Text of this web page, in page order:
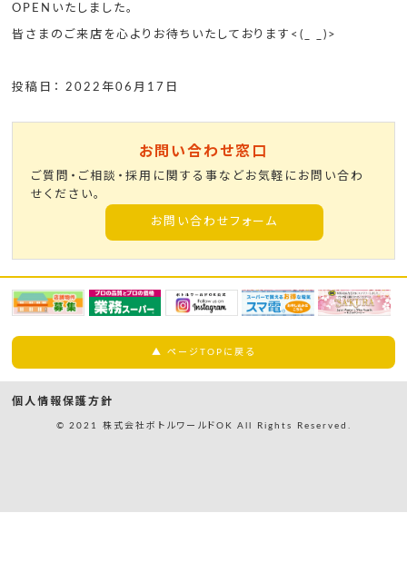
OPENいたしました。
皆さまのご来店を心よりお待ちいたしております<(_ _)>
投稿日： 2022年06月17日
お問い合わせ窓口
ご質問・ご相談・採用に関する事などお気軽にお問い合わ
せください。
お問い合わせフォーム
▲ ページTOPに戻る
個人情報保護方針
© 2021 株式会社ボトルワールドOK All Rights Reserved.